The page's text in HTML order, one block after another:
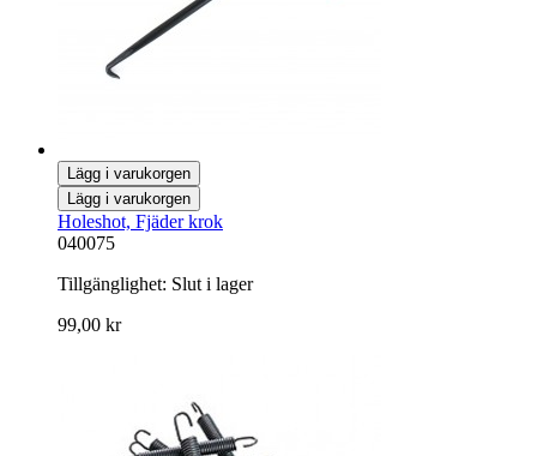
Lägg i varukorgen
Lägg i varukorgen
Holeshot, Fjäder krok
040075
Tillgänglighet: Slut i lager
99,00 kr